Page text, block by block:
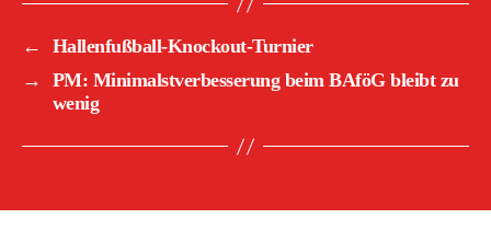
←
Hallenfußball-Knockout-Turnier
→
PM: Minimalstverbesserung beim BAföG bleibt zu
wenig